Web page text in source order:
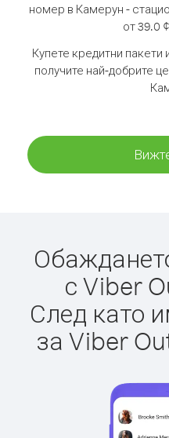
номер в Камерун -
от 39.0
Купете кредитни пакети
получите най-добрите
с Viber
След като
за Viber